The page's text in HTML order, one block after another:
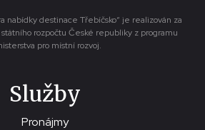
nabídky destinace Třebíčsko“ je realizován za
rozpočtu České republiky z programu
pro místní rozvoj.
Služby
Pronájmy